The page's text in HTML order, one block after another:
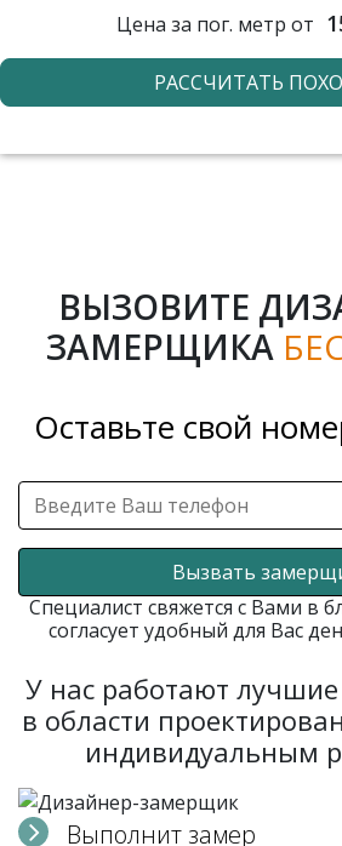
Цена за пог. метр от
РАССЧИТАТЬ
ВЫЗОВИТЕ
ЗАМЕРЩИКА
Оставьте свой
Вызвать
Специалист свяжется с Вами в
согласует удобный для Вас
У нас работают
в области
индивидуальным
Выполнит замер